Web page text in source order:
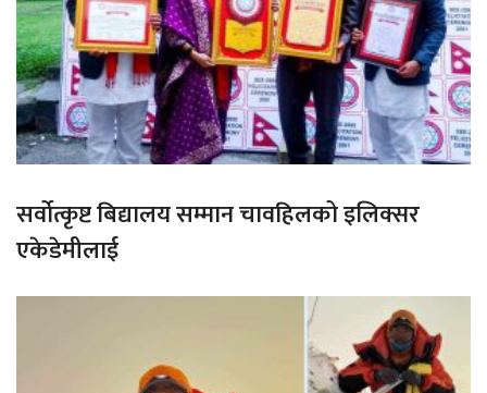
सर्वोत्कृष्ट बिद्यालय सम्मान चावहिलको इलिक्सर
एकेडेमीलाई